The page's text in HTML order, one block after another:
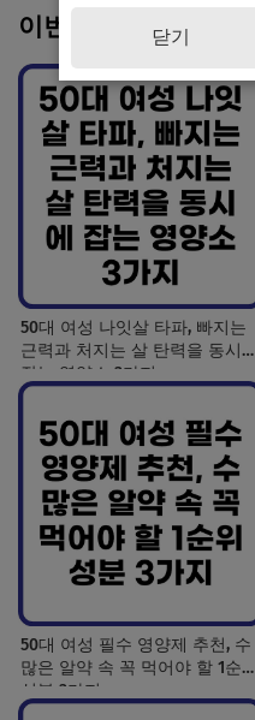
이번 주 인기 글
50대 여성 나잇살 타파, 빠지는
근력과 처지는 살 탄력을 동시에
잡는 영양소 3가지
50대 여성 필수 영양제 추천, 수
많은 알약 속 꼭 먹어야 할 1순위
성분 3가지
닫기